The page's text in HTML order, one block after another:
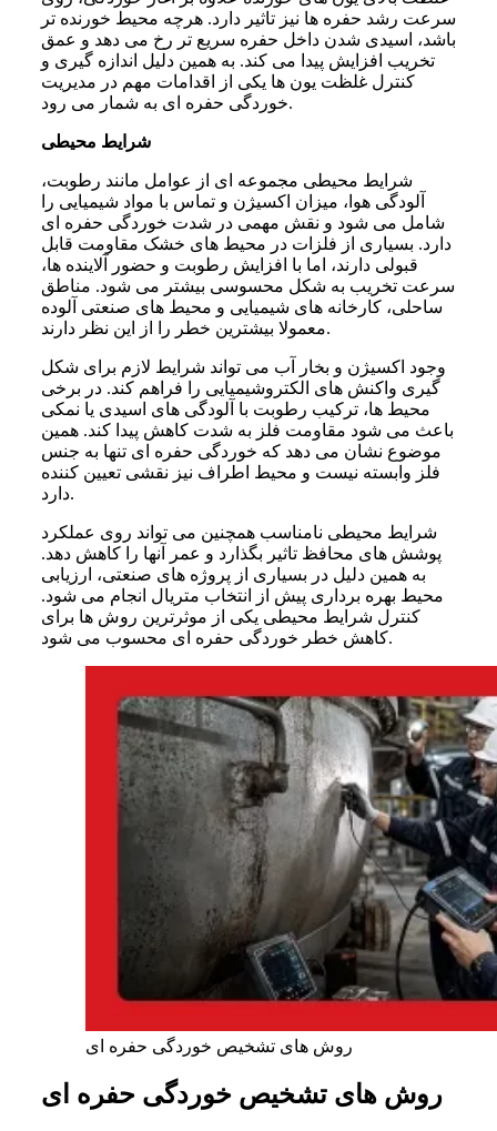
سرعت رشد حفره ها نیز تاثیر دارد. هرچه محیط خورنده تر
باشد، اسیدی شدن داخل حفره سریع تر رخ می دهد و عمق
تخریب افزایش پیدا می کند. به همین دلیل اندازه گیری و
کنترل غلظت یون ها یکی از اقدامات مهم در مدیریت
خوردگی حفره ای به شمار می رود.
شرایط محیطی
شرایط محیطی مجموعه ای از عوامل مانند رطوبت،
آلودگی هوا، میزان اکسیژن و تماس با مواد شیمیایی را
شامل می شود و نقش مهمی در شدت خوردگی حفره ای
دارد. بسیاری از فلزات در محیط های خشک مقاومت قابل
قبولی دارند، اما با افزایش رطوبت و حضور آلاینده ها،
سرعت تخریب به شکل محسوسی بیشتر می شود. مناطق
ساحلی، کارخانه های شیمیایی و محیط های صنعتی آلوده
معمولا بیشترین خطر را از این نظر دارند.
وجود اکسیژن و بخار آب می تواند شرایط لازم برای شکل
گیری واکنش های الکتروشیمیایی را فراهم کند. در برخی
محیط ها، ترکیب رطوبت با آلودگی های اسیدی یا نمکی
باعث می شود مقاومت فلز به شدت کاهش پیدا کند. همین
موضوع نشان می دهد که خوردگی حفره ای تنها به جنس
فلز وابسته نیست و محیط اطراف نیز نقشی تعیین کننده
دارد.
شرایط محیطی نامناسب همچنین می تواند روی عملکرد
پوشش های محافظ تاثیر بگذارد و عمر آنها را کاهش دهد.
به همین دلیل در بسیاری از پروژه های صنعتی، ارزیابی
محیط بهره برداری پیش از انتخاب متریال انجام می شود.
کنترل شرایط محیطی یکی از موثرترین روش ها برای
کاهش خطر خوردگی حفره ای محسوب می شود.
روش های تشخیص خوردگی حفره ای
روش های تشخیص خوردگی حفره ای